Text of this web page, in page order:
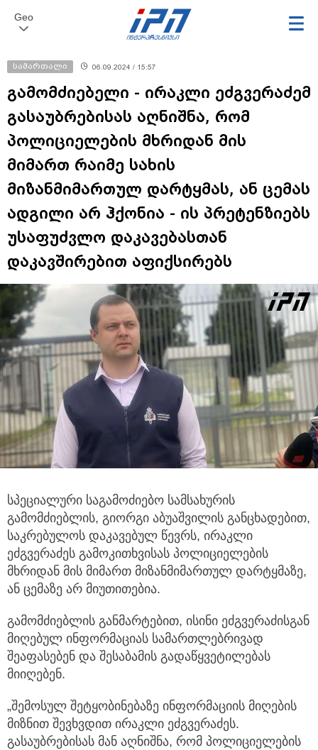
Geo
სამართალი 06.09.2024 / 15:57
გამომძიებელი - ირაკლი ეძგვერაძემ
გასაუბრებისას აღნიშნა, რომ
პოლიციელების მხრიდან მის
მიმართ რაიმე სახის
მიზანმიმართულ დარტყმას, ან ცემას
ადგილი არ ჰქონია - ის პრეტენზიებს
უსაფუძვლო დაკავებასთან
დაკავშირებით აფიქსირებს
სპეციალური საგამოძიებო სამსახურის
გამომძიებლის, გიორგი აბუაშვილის განცხადებით,
საკრებულოს დაკავებულ წევრს, ირაკლი
ეძგვერაძეს გამოკითხვისას პოლიციელების
მხრიდან მის მიმართ მიზანმიმართულ დარტყმაზე,
ან ცემაზე არ მიუთითებია.
გამომძიებლის განმარტებით, ისინი ეძგვერაძისგან
მიღებულ ინფორმაციას სამართლებრივად
შეაფასებენ და შესაბამის გადაწყვეტილებას
მიიღებენ.
„შემოსულ შეტყობინებაზე ინფორმაციის მიღების
მიზნით შევხვდით ირაკლი ეძგვერაძეს.
გასაუბრებისას მან აღნიშნა, რომ პოლიციელების